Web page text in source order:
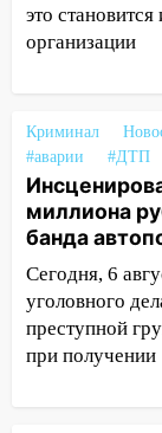
12:20 В
12:00
августа:
11:50
случайно
приговор
11:38 В
сарай
В
это
организации
Криминал
#аварии
#ДТП
миллиона
банда
Сегодня, 6
уголовного
преступной
при получении